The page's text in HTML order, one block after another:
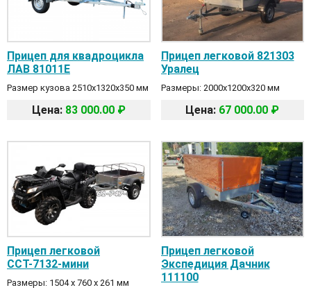
Прицеп для квадроцикла
ЛАВ 81011E
Размер кузова 2510х1320х350 мм
Цена: 83 000.00 ₽
Прицеп легковой 821303
Уралец
Размеры: 2000х1200х320 мм
Цена: 67 000.00 ₽
Прицеп легковой
ССТ-7132-мини
Размеры: 1504 х 760 х 261 мм
Прицеп легковой
Экспедиция Дачник
111100